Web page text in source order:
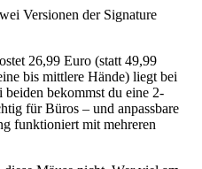
Versionen der Signature
26,99 Euro (statt 49,99
bis mittlere Hände) liegt bei
bekommst du eine 2-
für Büros – und anpassbare
funktioniert mit mehreren